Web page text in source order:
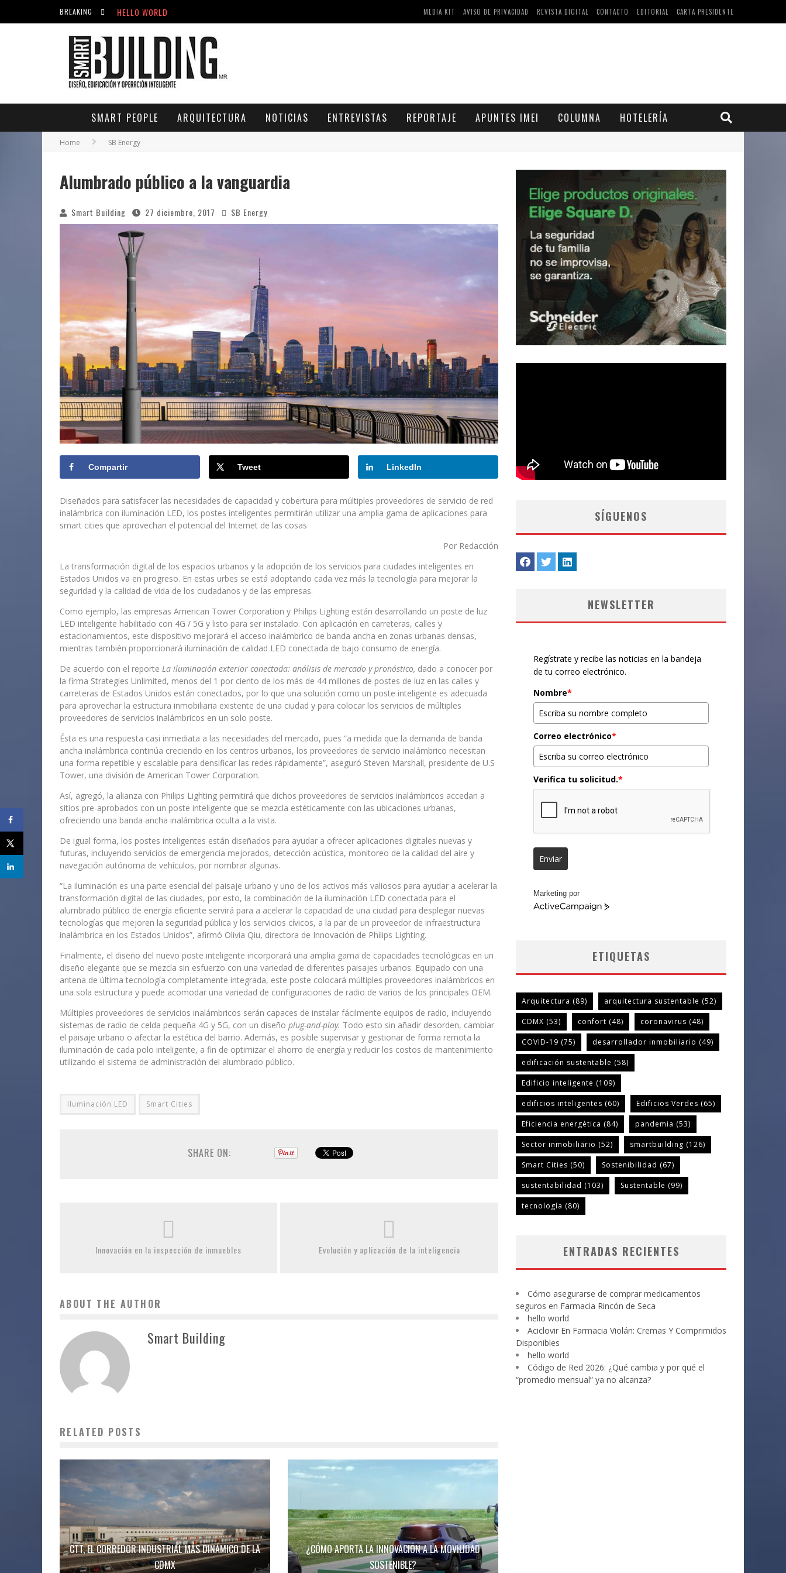
BREAKING
HELLO WORLD
CARTA PRESIDENTE
EDITORIAL
CONTACTO
REVISTA DIGITAL
AVISO DE PRIVACIDAD
MEDIA KIT
SMART PEOPLE ARQUITECTURA NOTICIAS ENTREVISTAS REPORTAJE APUNTES IMEI COLUMNA HOTELERÍA
Home SB Energy
Alumbrado público a la vanguardia
Smart Building 27 diciembre, 2017 SB Energy
Compartir Tweet LinkedIn
Diseñados para satisfacer las necesidades de capacidad y cobertura para múltiples proveedores de servicio de red
inalámbrica con iluminación LED, los postes inteligentes permitirán utilizar una amplia gama de aplicaciones para
smart cities que aprovechan el potencial del Internet de las cosas
Por Redacción
La transformación digital de los espacios urbanos y la adopción de los servicios para ciudades inteligentes en
Estados Unidos va en progreso. En estas urbes se está adoptando cada vez más la tecnología para mejorar la
seguridad y la calidad de vida de los ciudadanos y de las empresas.
Como ejemplo, las empresas American Tower Corporation y Philips Lighting están desarrollando un poste de luz
LED inteligente habilitado con 4G / 5G y listo para ser instalado. Con aplicación en carreteras, calles y
estacionamientos, este dispositivo mejorará el acceso inalámbrico de banda ancha en zonas urbanas densas,
mientras también proporcionará iluminación de calidad LED conectada de bajo consumo de energía.
De acuerdo con el reporte La iluminación exterior conectada: análisis de mercado y pronóstico, dado a conocer por
la firma Strategies Unlimited, menos del 1 por ciento de los más de 44 millones de postes de luz en las calles y
carreteras de Estados Unidos están conectados, por lo que una solución como un poste inteligente es adecuada
para aprovechar la estructura inmobiliaria existente de una ciudad y para colocar los servicios de múltiples
proveedores de servicios inalámbricos en un solo poste.
Ésta es una respuesta casi inmediata a las necesidades del mercado, pues “a medida que la demanda de banda
ancha inalámbrica continúa creciendo en los centros urbanos, los proveedores de servicio inalámbrico necesitan
una forma repetible y escalable para densificar las redes rápidamente”, aseguró Steven Marshall, presidente de U.S
Tower, una división de American Tower Corporation.
Así, agregó, la alianza con Philips Lighting permitirá que dichos proveedores de servicios inalámbricos accedan a
sitios pre-aprobados con un poste inteligente que se mezcla estéticamente con las ubicaciones urbanas,
ofreciendo una banda ancha inalámbrica oculta a la vista.
De igual forma, los postes inteligentes están diseñados para ayudar a ofrecer aplicaciones digitales nuevas y
futuras, incluyendo servicios de emergencia mejorados, detección acústica, monitoreo de la calidad del aire y
navegación autónoma de vehículos, por nombrar algunas.
“La iluminación es una parte esencial del paisaje urbano y uno de los activos más valiosos para ayudar a acelerar la
transformación digital de las ciudades, por esto, la combinación de la iluminación LED conectada para el
alumbrado público de energía eficiente servirá para a acelerar la capacidad de una ciudad para desplegar nuevas
tecnologías que mejoren la seguridad pública y los servicios cívicos, a la par de un proveedor de infraestructura
inalámbrica en los Estados Unidos”, afirmó Olivia Qiu, directora de Innovación de Philips Lighting.
Finalmente, el diseño del nuevo poste inteligente incorporará una amplia gama de capacidades tecnológicas en un
diseño elegante que se mezcla sin esfuerzo con una variedad de diferentes paisajes urbanos. Equipado con una
antena de última tecnología completamente integrada, este poste colocará múltiples proveedores inalámbricos en
una sola estructura y puede acomodar una variedad de configuraciones de radio de varios de los principales OEM.
Múltiples proveedores de servicios inalámbricos serán capaces de instalar fácilmente equipos de radio, incluyendo
sistemas de radio de celda pequeña 4G y 5G, con un diseño plug-and-play. Todo esto sin añadir desorden, cambiar
el paisaje urbano o afectar la estética del barrio. Además, es posible supervisar y gestionar de forma remota la
iluminación de cada polo inteligente, a fin de optimizar el ahorro de energía y reducir los costos de mantenimiento
utilizando el sistema de administración del alumbrado público.
Iluminación LED Smart Cities
SHARE ON:
Innovación en la inspección de inmuebles Evolución y aplicación de la inteligencia
ABOUT THE AUTHOR
Smart Building
RELATED POSTS
CTT, EL CORREDOR INDUSTRIAL MÁS DINÁMICO DE LA
CDMX
¿CÓMO APORTA LA INNOVACIÓN A LA MOVILIDAD
SOSTENIBLE?
SÍGUENOS
NEWSLETTER
Regístrate y recibe las noticias en la bandeja
de tu correo electrónico.
Nombre*
Correo electrónico*
Verifica tu solicitud.*
Enviar
Marketing por
ActiveCampaign
ETIQUETAS
Arquitectura (89) arquitectura sustentable (52)
CDMX (53) confort (48) coronavirus (48)
COVID-19 (75) desarrollador inmobiliario (49)
edificación sustentable (58)
Edificio inteligente (109)
edificios inteligentes (60) Edificios Verdes (65)
Eficiencia energética (84) pandemia (53)
Sector inmobiliario (52) smartbuilding (126)
Smart Cities (50) Sostenibilidad (67)
sustentabilidad (103) Sustentable (99)
tecnología (80)
ENTRADAS RECIENTES
Cómo asegurarse de comprar medicamentos
seguros en Farmacia Rincón de Seca
hello world
Aciclovir En Farmacia Violán: Cremas Y Comprimidos
Disponibles
hello world
Código de Red 2026: ¿Qué cambia y por qué el
“promedio mensual” ya no alcanza?